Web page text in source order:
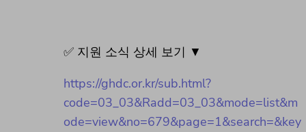
✅ 지원 소식 상세 보기 ▼
https://ghdc.or.kr/sub.html?
code=03_03&Radd=03_03&mode=list&m
ode=view&no=679&page=1&search=&key